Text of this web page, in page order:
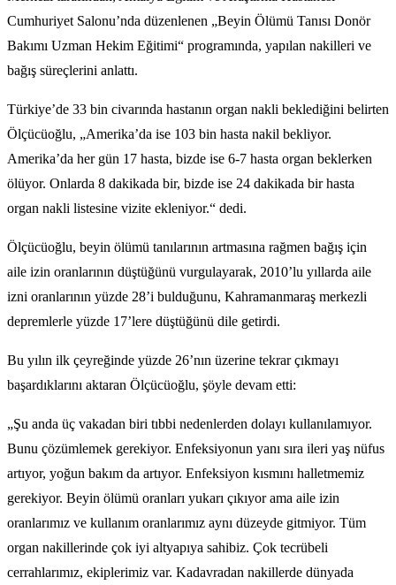
Cumhuriyet Salonu’nda düzenlenen „Beyin Ölümü Tanısı Donör
Bakımı Uzman Hekim Eğitimi“ programında, yapılan nakilleri ve
bağış süreçlerini anlattı.
Türkiye’de 33 bin civarında hastanın organ nakli beklediğini belirten
Ölçücüoğlu, „Amerika’da ise 103 bin hasta nakil bekliyor.
Amerika’da her gün 17 hasta, bizde ise 6-7 hasta organ beklerken
ölüyor. Onlarda 8 dakikada bir, bizde ise 24 dakikada bir hasta
organ nakli listesine vizite ekleniyor.“ dedi.
Ölçücüoğlu, beyin ölümü tanılarının artmasına rağmen bağış için
aile izin oranlarının düştüğünü vurgulayarak, 2010’lu yıllarda aile
izni oranlarının yüzde 28’i bulduğunu, Kahramanmaraş merkezli
depremlerle yüzde 17’lere düştüğünü dile getirdi.
Bu yılın ilk çeyreğinde yüzde 26’nın üzerine tekrar çıkmayı
başardıklarını aktaran Ölçücüoğlu, şöyle devam etti:
„Şu anda üç vakadan biri tıbbi nedenlerden dolayı kullanılamıyor.
Bunu çözümlemek gerekiyor. Enfeksiyonun yanı sıra ileri yaş nüfus
artıyor, yoğun bakım da artıyor. Enfeksiyon kısmını halletmemiz
gerekiyor. Beyin ölümü oranları yukarı çıkıyor ama aile izin
oranlarımız ve kullanım oranlarımız aynı düzeyde gitmiyor. Tüm
organ nakillerinde çok iyi altyapıya sahibiz. Çok tecrübeli
cerrahlarımız, ekiplerimiz var. Kadavradan nakillerde dünyada